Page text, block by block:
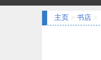
主页 > 书店 >